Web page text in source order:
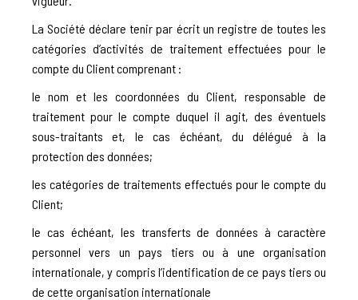
La Société déclare tenir par écrit un registre de toutes les
catégories d’activités de traitement effectuées pour le
compte du Client comprenant :
le nom et les coordonnées du Client, responsable de
traitement pour le compte duquel il agit, des éventuels
sous-traitants et, le cas échéant, du délégué à la
protection des données;
les catégories de traitements effectués pour le compte du
Client;
le cas échéant, les transferts de données à caractère
personnel vers un pays tiers ou à une organisation
internationale, y compris l’identification de ce pays tiers ou
de cette organisation internationale